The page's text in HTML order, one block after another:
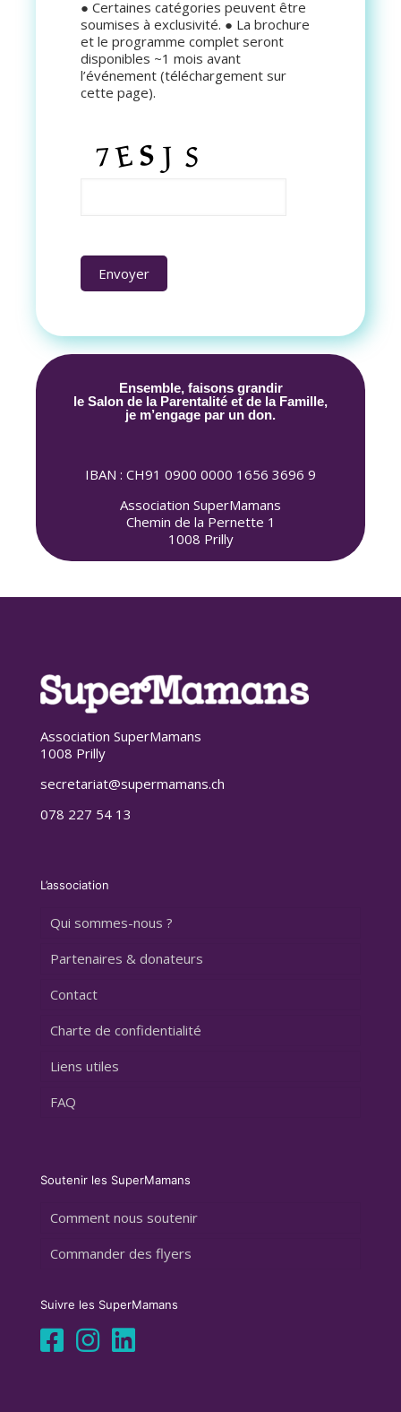
● Certaines catégories peuvent être
soumises à exclusivité. ● La brochure
et le programme complet seront
disponibles ~1 mois avant
l’événement (téléchargement sur
cette page).
CAPTCHA
Ensemble, faisons grandir
le Salon de la Parentalité et de la Famille,
je m’engage par un don.
IBAN : CH91 0900 0000 1656 3696 9
Association SuperMamans
Chemin de la Pernette 1
1008 Prilly
Association SuperMamans
1008 Prilly
secretariat@supermamans.ch
078 227 54 13
L’association
Qui sommes-nous ?
Partenaires & donateurs
Contact
Charte de confidentialité
Liens utiles
FAQ
Soutenir les SuperMamans
Comment nous soutenir
Commander des flyers
Suivre les SuperMamans